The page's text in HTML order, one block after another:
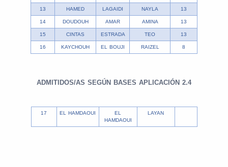
13 HAMED LAGAIDI NAYLA 13
14 DOUDOUH AMAR AMINA 13
15 CINTAS ESTRADA TEO 13
16 KAYCHOUH EL BOUJI RAIZEL 8
ADMITIDOS/AS SEGÚN BASES APLICACIÓN 2.4
17 EL HAMDAOUI
EL
HAMDAOUI
LAYAN